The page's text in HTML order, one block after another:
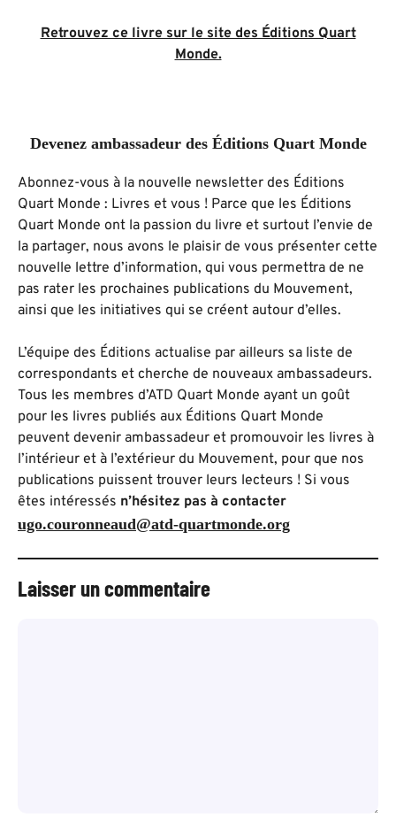
Retrouvez ce livre sur le site des Éditions Quart
Monde.
Devenez ambassadeur des Éditions Quart Monde
Abonnez-vous à la nouvelle newsletter des Éditions
Quart Monde : Livres et vous ! Parce que les Éditions
Quart Monde ont la passion du livre et surtout l’envie de
la partager, nous avons le plaisir de vous présenter cette
nouvelle lettre d’information, qui vous permettra de ne
pas rater les prochaines publications du Mouvement,
ainsi que les initiatives qui se créent autour d’elles.
L’équipe des Éditions actualise par ailleurs sa liste de
correspondants et cherche de nouveaux ambassadeurs.
Tous les membres d’ATD Quart Monde ayant un goût
pour les livres publiés aux Éditions Quart Monde
peuvent devenir ambassadeur et promouvoir les livres à
l’intérieur et à l’extérieur du Mouvement, pour que nos
publications puissent trouver leurs lecteurs ! Si vous
êtes intéressés n’hésitez pas à contacter
ugo.couronneaud@atd-quartmonde.org
Laisser un commentaire